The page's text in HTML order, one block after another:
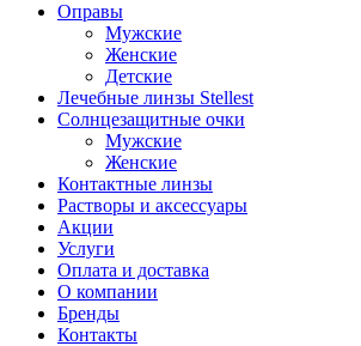
Оправы
Мужские
Женские
Детские
Лечебные линзы Stellest
Солнцезащитные очки
Мужские
Женские
Контактные линзы
Растворы и аксессуары
Акции
Услуги
Оплата и доставка
О компании
Бренды
Контакты